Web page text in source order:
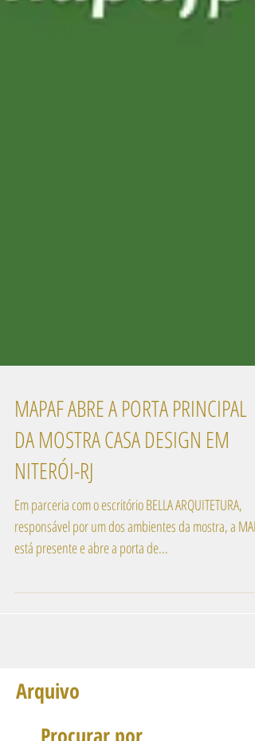
MAPAF ABRE A PORTA PRINCIPAL
DA MOSTRA CASA DESIGN EM
NITERÓI-RJ
Em parceria com o escritório BELLA ARQUITETURA,
está presente e abre a porta de...
Arquivo